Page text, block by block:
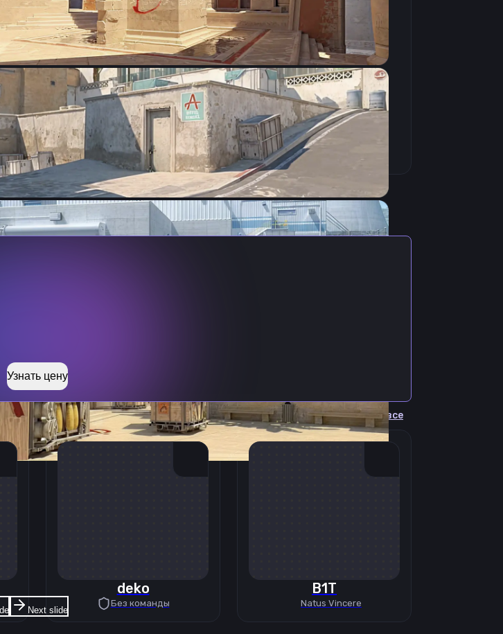
Next slide
yOsbX-rSzTx-iiQL3-qhRqJ
Скопировать
чтобы вы могли играть с актуальными настройками игрока.
Узнать цену
Cмотреть все
deko
Без команды
B1T
Natus Vincere